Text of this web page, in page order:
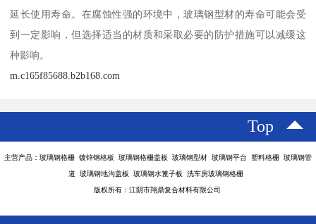
延长使用寿命。在腐蚀性强的环境中，玻璃钢型材的寿命可能会受
到一定影响，但选择适当的材质和采取必要的防护措施可以减缓这
种影响。
m.c165f85688.b2b168.com
Top
主营产品：玻璃钢格栅 镀锌钢格板 玻璃钢格栅盖板 玻璃钢型材 玻璃钢平台 塑料格栅 玻璃钢管
道 玻璃钢地沟盖板 玻璃钢水篦子板 洗车房玻璃钢格栅
版权所有：江阴市翔鼎复合材料有限公司